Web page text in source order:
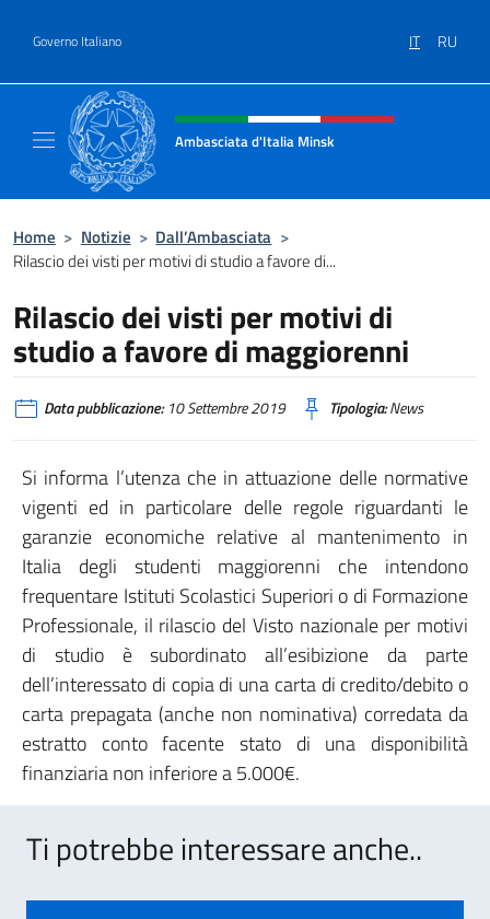
Governo Italiano IT RU
Intestazione sito, social e menù
Ambasciata d'Italia Minsk
Home > Notizie > Dall’Ambasciata >
Rilascio dei visti per motivi di studio a favore di...
Rilascio dei visti per motivi di
studio a favore di maggiorenni
Data pubblicazione:10 Settembre 2019 Tipologia:News
Si informa l’utenza che in attuazione delle normative
vigenti ed in particolare delle regole riguardanti le
garanzie economiche relative al mantenimento in
Italia degli studenti maggiorenni che intendono
frequentare Istituti Scolastici Superiori o di Formazione
Professionale, il rilascio del Visto nazionale per motivi
di studio è subordinato all’esibizione da parte
dell’interessato di copia di una carta di credito/debito o
carta prepagata (anche non nominativa) corredata da
estratto conto facente stato di una disponibilità
finanziaria non inferiore a 5.000€.
Ti potrebbe interessare anche..